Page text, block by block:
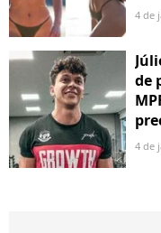
4 de
de
4 de